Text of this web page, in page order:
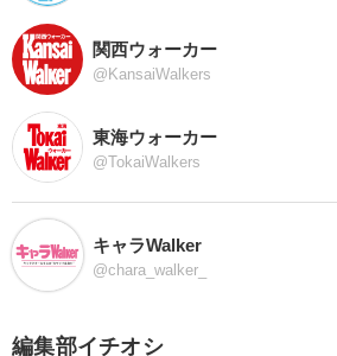
関西ウォーカー
@KansaiWalkers
東海ウォーカー
@TokaiWalkers
キャラWalker
@chara_walker_
編集部イチオシ